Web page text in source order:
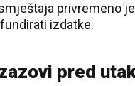
privremeno
izdatke.
pred